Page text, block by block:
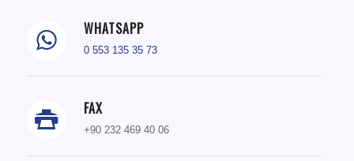
WHATSAPP
0 553 135 35 73
FAX
+90 232 469 40 06